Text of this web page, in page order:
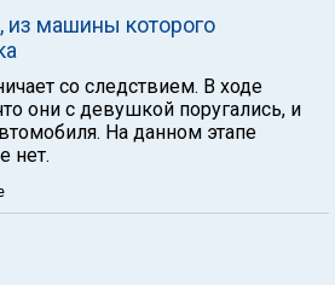
из машины которого
со следствием. В ходе
они с девушкой поругались, и
На данном этапе
нет.